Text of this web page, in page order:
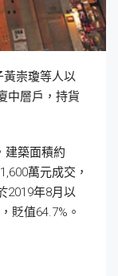
黃崇瓊等人以
中層戶，持貨
建築面積約
萬元成交，
2019年8月以
貶值64.7%。